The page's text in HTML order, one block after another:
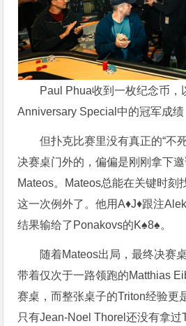
Paul Phua收到一枚纪念币，
Anniversary Special中的冠军成绩
但扑克比赛里没有真正的“不
决赛桌门外的，偏偏是刚刚拿下
Mateos。Mateos总能在关键时刻
这一次例外了。他用A♦J♦跟注
结果输给了Ponakovs的K♠8♠。
随着Mateos出局，最终决赛
带着仅次于一路领跑的Matthias
赛桌，而整张桌子的Triton经验更
只有Jean-Noel Thorel还没有拿过